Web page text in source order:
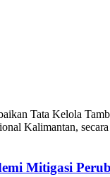
Tata Kelola
Kalimantan, secara
Mitigasi